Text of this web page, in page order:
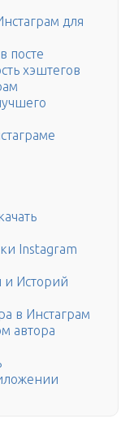
для
посте
хэштегов
Instagram
и Историй
в Инстаграм
автора